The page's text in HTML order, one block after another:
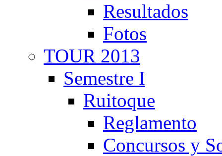
Resultados
Fotos
TOUR 2013
Semestre I
Ruitoque
Reglamento
Concursos y